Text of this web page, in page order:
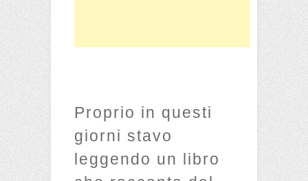
Proprio in questi
giorni stavo
leggendo un libro